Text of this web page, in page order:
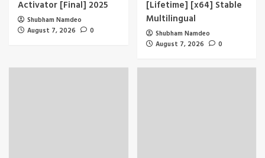
Activator [Final] 2025
Shubham Namdeo
August 7, 2026
0
[Lifetime] [x64] Stable
Multilingual
Shubham Namdeo
August 7, 2026
0